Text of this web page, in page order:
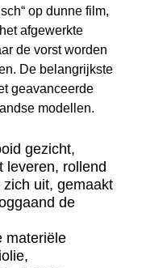
op dunne film,
afgewerkte
de vorst worden
De belangrijkste
geavanceerde
modellen.
gezicht,
leveren, rollend
uit, gemaakt
de
materiële